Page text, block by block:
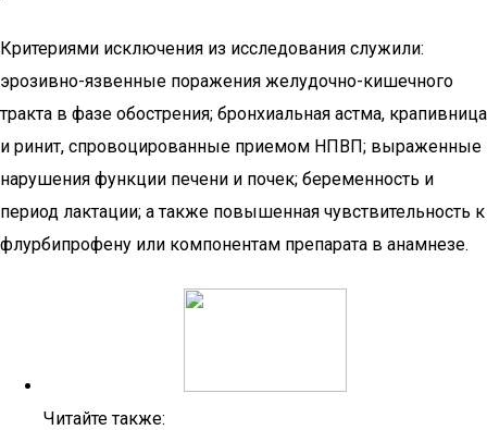
Критериями исключения из исследования служили:
эрозивно-язвенные поражения желудочно-кишечного
тракта в фазе обострения; бронхиальная астма, крапивница
и ринит, спровоцированные приемом НПВП; выраженные
нарушения функции печени и почек; беременность и
период лактации; а также повышенная чувствительность к
флурбипрофену или компонентам препарата в анамнезе.
Читайте также: